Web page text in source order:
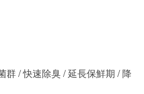
群 / 快速除臭 / 延長保鮮期 / 降